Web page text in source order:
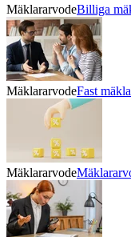
MäklararvodeBilliga
MäklararvodeFast
Mäklararvode